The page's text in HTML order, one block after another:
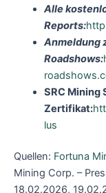
Alle
Reports:
Anmeldung
Roadshows:
SRC Mining
Zertifikat:
lus
Quellen: Fortuna
Mining Corp. –
18.02.2026,